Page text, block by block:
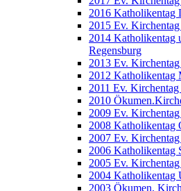
2016 Katholikentag
2015 Ev.
2014 Katholikentag
Regensburg
2013 Ev.
2012 Katholikentag
2011 Ev. Kirchentag
2010
2009 Ev.
2008 Katholikentag
2007 Ev.
2006 Katholikentag
2005 Ev.
2004 Katholikentag
2003 Ökumen.